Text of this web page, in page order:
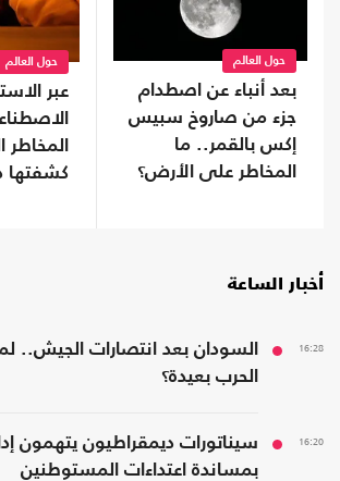
حول العالم
بعد أنباء عن اصطدام
جزء من صاروخ سبيس
إكس بالقمر.. ما
المخاطر على الأرض؟
حول العالم
عبر
كشفتها
أخبار الساعة
16:28
السودان بعد انتصارات الجيش..
الحرب بعيدة؟
16:20
سيناتورات ديمقراطيون يتهمون
بمساندة اعتداءات المستوطنين